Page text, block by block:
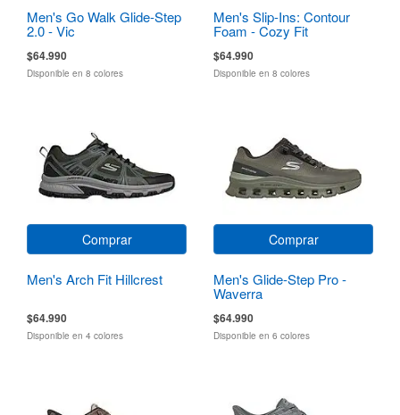
Men's Go Walk Glide-Step
2.0 - Vic
$64.990
Disponible en 8 colores
Men's Slip-Ins: Contour
Foam - Cozy Fit
$64.990
Disponible en 8 colores
Comprar
Men's Arch Fit Hillcrest
$64.990
Disponible en 4 colores
Comprar
Men's Glide-Step Pro -
Waverra
$64.990
Disponible en 6 colores